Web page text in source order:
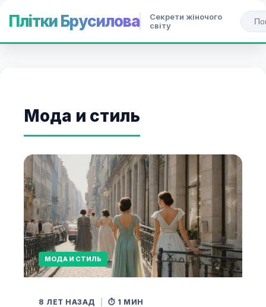
Плітки Брусилова
Секрети жіночого
світу
Мода и стиль
МОДА И СТИЛЬ
8 ЛЕТ НАЗАД ⏱️ 1 МИН